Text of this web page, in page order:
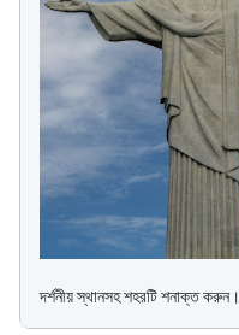
দর্শনীয় স্থানসহ শহরটি শনাক্ত করুন।